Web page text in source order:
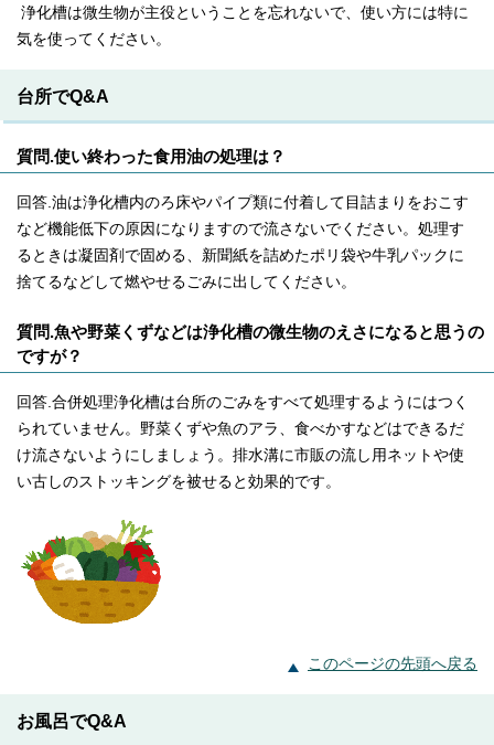
浄化槽は微生物が主役ということを忘れないで、使い方には特に
気を使ってください。
台所でQ&A
質問.使い終わった食用油の処理は？
回答.油は浄化槽内のろ床やパイプ類に付着して目詰まりをおこす
など機能低下の原因になりますので流さないでください。処理す
るときは凝固剤で固める、新聞紙を詰めたポリ袋や牛乳パックに
捨てるなどして燃やせるごみに出してください。
質問.魚や野菜くずなどは浄化槽の微生物のえさになると思うの
ですが？
回答.合併処理浄化槽は台所のごみをすべて処理するようにはつく
られていません。野菜くずや魚のアラ、食べかすなどはできるだ
け流さないようにしましょう。排水溝に市販の流し用ネットや使
い古しのストッキングを被せると効果的です。
このページの先頭へ戻る
お風呂でQ&A